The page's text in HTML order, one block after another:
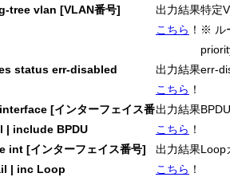
tree vlan [VLAN番号]
出力結果
こちら ！
特定
※ ル
status err-disabled
出力結果
こちら ！
err-
[インターフェイス番
| include BPDU
出力結果
こちら ！
[インターフェイス番号]
| inc Loop
出力結果
こちら ！
Loop